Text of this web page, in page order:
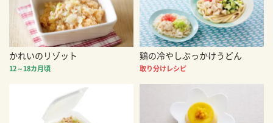
かれいのリゾット
12～18カ月頃
鶏の冷やしぶっかけうどん
取り分けレシピ